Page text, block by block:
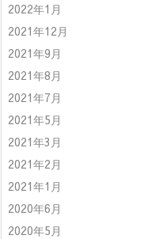
2022年1月
2021年12月
2021年9月
2021年8月
2021年7月
2021年5月
2021年3月
2021年2月
2021年1月
2020年6月
2020年5月